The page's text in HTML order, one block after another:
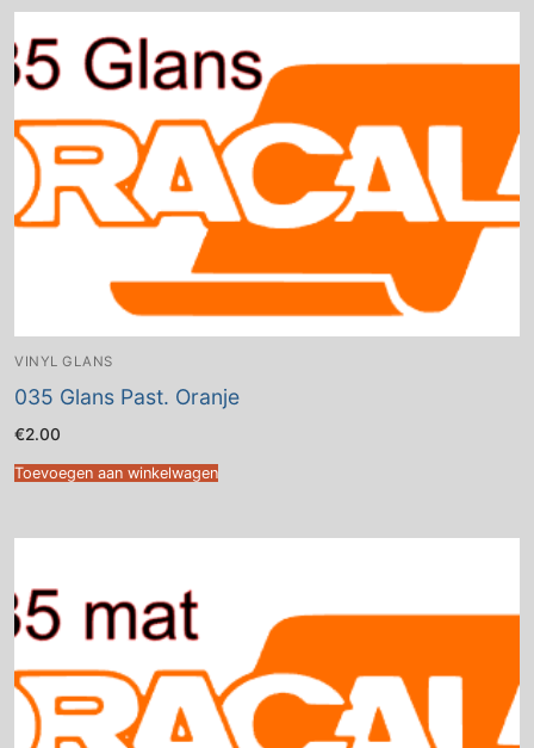
VINYL GLANS
035 Glans Past. Oranje
€2.00
Toevoegen aan winkelwagen